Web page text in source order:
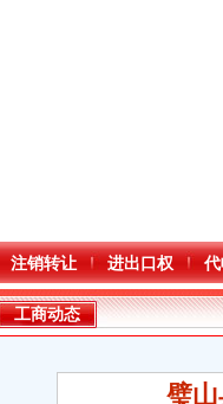
注销转让 进出口权
工商动态
璧